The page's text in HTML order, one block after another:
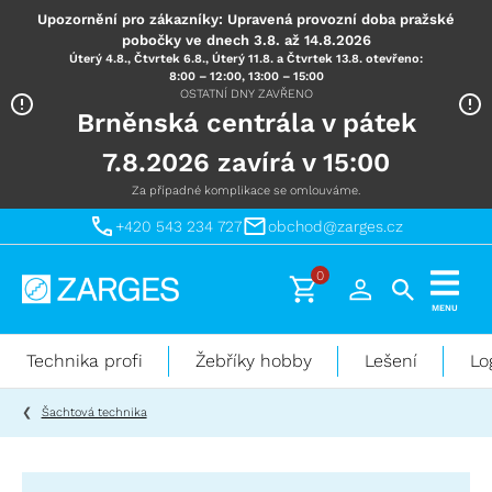
Upozornění pro zákazníky: Upravená provozní doba pražské
pobočky ve dnech 3.8. až 14.8.2026
Úterý 4.8., Čtvrtek 6.8., Úterý 11.8. a Čtvrtek 13.8. otevřeno:
8:00 – 12:00, 13:00 – 15:00
OSTATNÍ DNY ZAVŘENO
Brněnská centrála v pátek
7.8.2026 zavírá v 15:00
Za případné komplikace se omlouváme.
+420 543 234 727 obchod@zarges.cz
Technika
práci
výškách
0
MENU
Technika profi Žebříky hobby Lešení
Šachtová technika